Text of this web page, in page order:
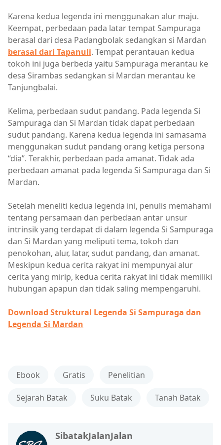
Karena kedua legenda ini menggunakan alur maju.
Keempat, perbedaan pada latar tempat Sampuraga
berasal dari desa Padangbolak sedangkan si Mardan
berasal dari Tapanuli. Tempat perantauan kedua
tokoh ini juga berbeda yaitu Sampuraga merantau ke
desa Sirambas sedangkan si Mardan merantau ke
Tanjungbalai.
Kelima, perbedaan sudut pandang. Pada legenda Si
Sampuraga dan Si Mardan tidak dapat perbedaan
sudut pandang. Karena kedua legenda ini samasama
menggunakan sudut pandang orang ketiga persona
“dia”. Terakhir, perbedaan pada amanat. Tidak ada
perbedaan amanat pada legenda Si Sampuraga dan Si
Mardan.
Setelah meneliti kedua legenda ini, penulis memahami
tentang persamaan dan perbedaan antar unsur
intrinsik yang terdapat di dalam legenda Si Sampuraga
dan Si Mardan yang meliputi tema, tokoh dan
penokohan, alur, latar, sudut pandang, dan amanat.
Meskipun kedua cerita rakyat ini mempunyai alur
cerita yang mirip, kedua cerita rakyat ini tidak memiliki
hubungan apapun dan tidak saling mempengaruhi.
Download Struktural Legenda Si Sampuraga dan
Legenda Si Mardan
Ebook Gratis Penelitian
Sejarah Batak Suku Batak Tanah Batak
SibatakJalanJalan